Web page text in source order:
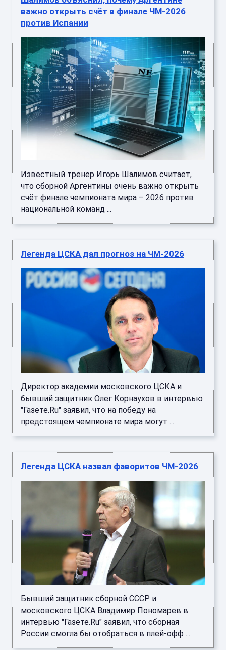
важно открыть счёт в финале ЧМ-2026
против Испании
Известный тренер Игорь Шалимов считает,
что сборной Аргентины очень важно открыть
счёт финале чемпионата мира – 2026 против
национальной команд ...
Легенда ЦСКА дал прогноз на ЧМ-2026
Директор академии московского ЦСКА и
бывший защитник Олег Корнаухов в интервью
"Газете.Ru" заявил, что на победу на
предстоящем чемпионате мира могут ...
Легенда ЦСКА назвал фаворитов ЧМ-2026
Бывший защитник сборной СССР и
московского ЦСКА Владимир Пономарев в
интервью "Газете.Ru" заявил, что сборная
России смогла бы отобраться в плей-офф ...